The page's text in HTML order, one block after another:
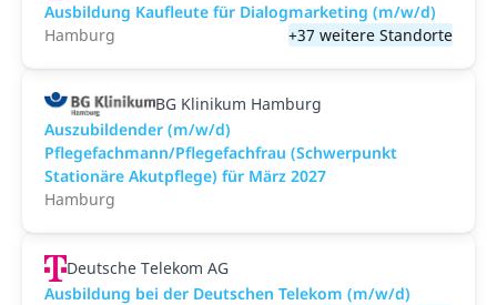
Ausbildung Kaufleute für Dialogmarketing (m/w/d)
Hamburg
+37 weitere Standorte
BG Klinikum Hamburg
Auszubildender (m/w/d)
Pflegefachmann/Pflegefachfrau (Schwerpunkt
Stationäre Akutpflege) für März 2027
Hamburg
Deutsche Telekom AG
Ausbildung bei der Deutschen Telekom (m/w/d)